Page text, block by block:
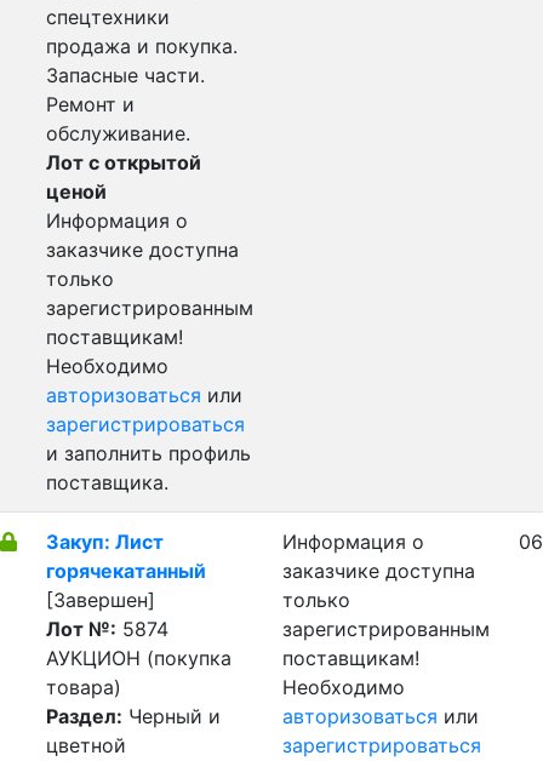
спецтехники
продажа и покупка.
Запасные части.
Ремонт и
обслуживание.
Лот с открытой
ценой
Информация о
заказчике доступна
только
зарегистрированным
поставщикам!
Необходимо
авторизоваться или
зарегистрироваться
и заполнить профиль
поставщика.
Закуп: Лист
горячекатанный
[Завершен]
Лот №: 5874
АУКЦИОН (покупка
товара)
Раздел: Черный и
цветной
Информация о
заказчике доступна
только
зарегистрированным
поставщикам!
Необходимо
авторизоваться или
зарегистрироваться